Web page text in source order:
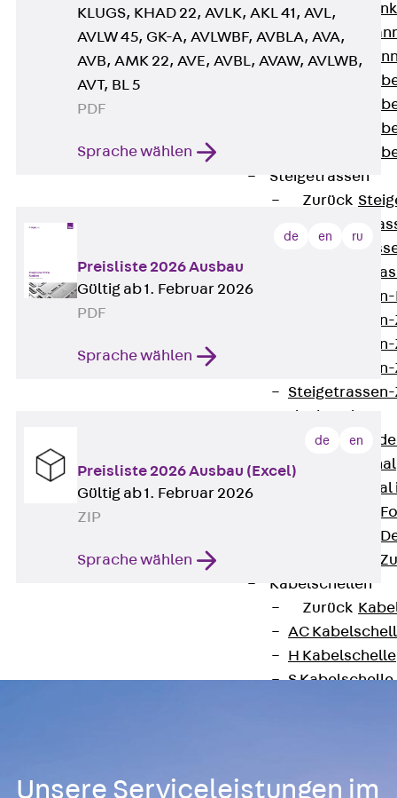
WL
WPR
WLR
Steigetrassen
Zurück
STU
ST
LGG
Steigetrassen-
Bodenkanäle
Zurück
BK Bodenkanal
KLK
Bodenkanal-
Bodenkanal-
Bodenkanal-
Kabelschellen
Zurück
AC
H Kabelschelle
S Kabelschelle
W
KLUGS, KHAD 22, AVLK, AKL 41, AVL,
AVLW 45, GK-A, AVLWBF, AVBLA, AVA,
AVB, AMK 22, AVE, AVBL, AVAW, AVLWB,
AVT, BL 5
PDF
Sprache wählen
de en ru
Preisliste 2026 Ausbau
Gültig ab 1. Februar 2026
PDF
Sprache wählen
de en
Preisliste 2026 Ausbau (Excel)
Gültig ab 1. Februar 2026
ZIP
Sprache wählen
Unsere Serviceleistungen im